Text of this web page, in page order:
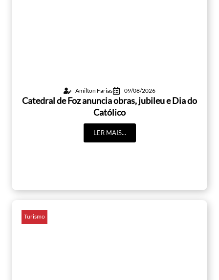
Amilton Farias 09/08/2026
Catedral de Foz anuncia obras, jubileu e Dia do
Católico
LER MAIS...
Turismo